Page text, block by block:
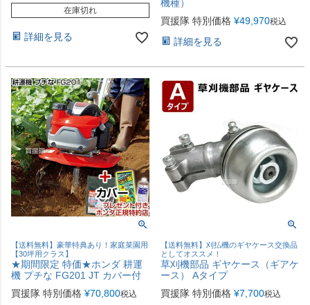
在庫切れ
詳細を見る
機種）
買援隊 特別価格 ¥49,970税込
詳細を見る
【送料無料】豪華特典あり！家庭菜園用
【30坪用クラス】
★期間限定 特価★ホンダ 耕運
機 プチな FG201 JT カバー付
買援隊 特別価格 ¥70,800税込
【送料無料】刈払機のギヤケース交換品
としてオススメ！
草刈機部品 ギヤケース（ギアケ
ース） Aタイプ
買援隊 特別価格 ¥7,700税込